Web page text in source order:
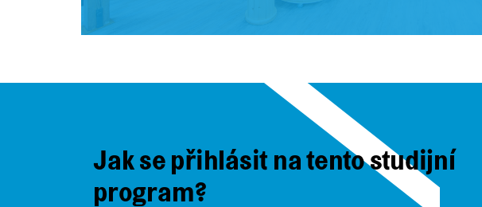
Jak se přihlásit na tento studijní
program?